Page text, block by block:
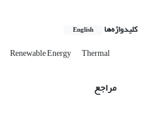
کلیدواژه‌ها English
Renewable Energy Thermal
مراجع